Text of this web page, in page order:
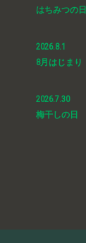
はちみつの日
2026.8.1
8月はじまり
2026.7.30
梅干しの日